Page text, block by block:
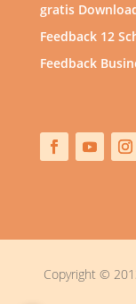
gratis
Feedback 12
Feedback
Copyright ©